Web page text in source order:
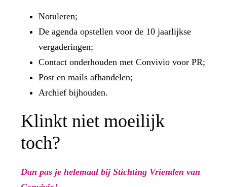
Notuleren;
De agenda opstellen voor de 10 jaarlijkse
vergaderingen;
Contact onderhouden met Convivio voor PR;
Post en mails afhandelen;
Archief bijhouden.
Klinkt niet moeilijk
toch?
Dan pas je helemaal bij Stichting Vrienden van